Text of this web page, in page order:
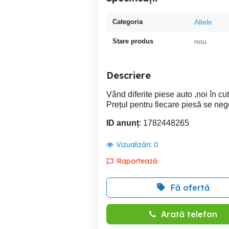
Categoria Altele
Stare produs nou
Descriere
Vând diferite piese auto ,noi în
Prețul pentru fiecare piesă se
ID anunț: 1782448265
Vizualizări: 0
Raportează
Fă ofertă
Arată telefon